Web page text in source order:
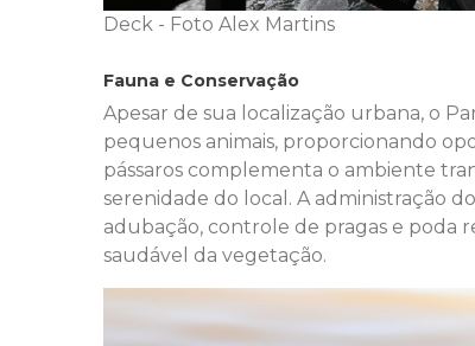
Deck - Foto Alex Martins
Fauna e Conservação
Apesar de sua localização urbana, o
pequenos animais, proporcionando
pássaros complementa o ambiente
serenidade do local. A administração
adubação, controle de pragas e poda
saudável da vegetação.